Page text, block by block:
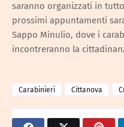
saranno organizzati in
prossimi appuntamenti
Sappo Minulio, dove i
incontreranno la
Carabinieri Cittanova